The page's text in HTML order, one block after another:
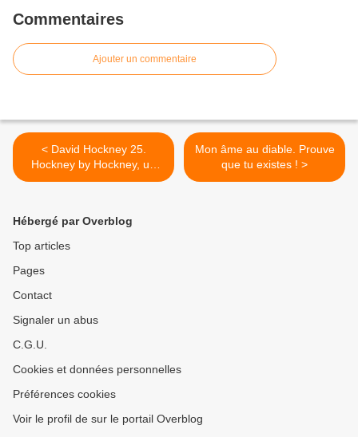
Commentaires
Ajouter un commentaire
< David Hockney 25.
Hockney by Hockney, un
accrochage en forme
Mon âme au diable. Prouve
que tu existes ! >
Hébergé par Overblog
Top articles
Pages
Contact
Signaler un abus
C.G.U.
Cookies et données personnelles
Préférences cookies
Voir le profil de sur le portail Overblog